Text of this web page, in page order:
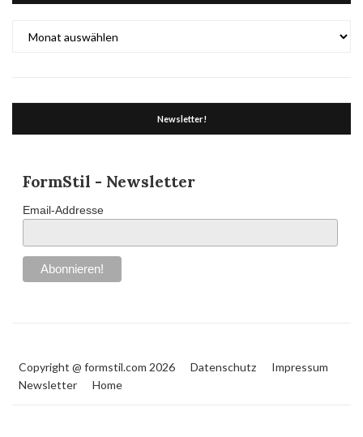
Newsletter!
FormStil - Newsletter
Email-Addresse
Copyright @ formstil.com 2026 Datenschutz
Impressum
Newsletter
Home